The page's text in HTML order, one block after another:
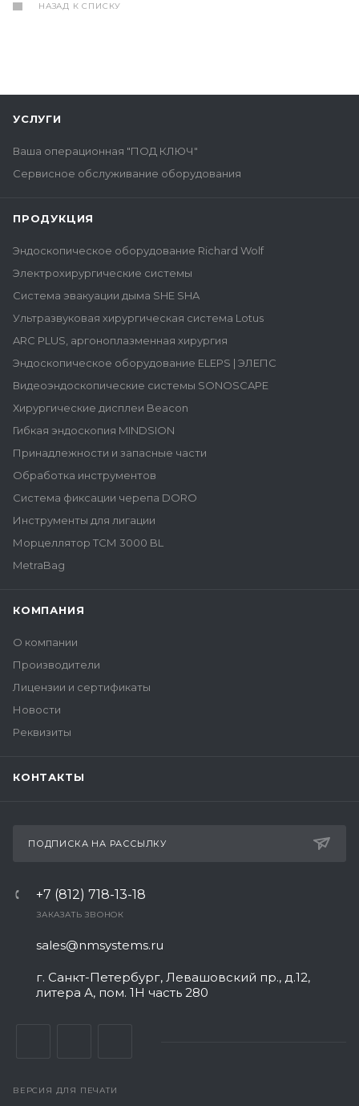
НАЗАД К СПИСКУ
УСЛУГИ
Ваша операционная "ПОД КЛЮЧ"
Сервисное обслуживание оборудования
ПРОДУКЦИЯ
Эндоскопическое оборудование Richard Wolf
Электрохирургические системы
Система эвакуации дыма SHE SHA
Ультразвуковая хирургическая система Lotus
ARC PLUS, аргоноплазменная хирургия
Эндоскопическое оборудование ELEPS | ЭЛЕПС
Видеоэндоскопические системы SONOSCAPE
Хирургические дисплеи Beacon
Гибкая эндоскопия MINDSION
Принадлежности и запасные части
Обработка инструментов
Система фиксации черепа DORO
Инструменты для лигации
Морцеллятор ТСМ 3000 BL
MetraBag
КОМПАНИЯ
О компании
Производители
Лицензии и сертификаты
Новости
Реквизиты
КОНТАКТЫ
ПОДПИСКА НА РАССЫЛКУ
+7 (812) 718-13-18
ЗАКАЗАТЬ ЗВОНОК
sales@nmsystems.ru
г. Санкт-Петербург, Левашовский пр., д.12,
литера А, пом. 1Н часть 280
ВЕРСИЯ ДЛЯ ПЕЧАТИ